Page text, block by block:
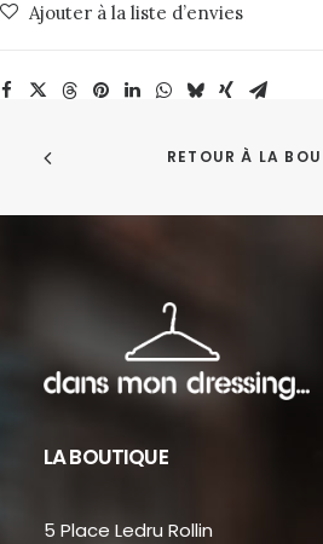
Ajouter à la liste d’envies
RETOUR À LA
LA BOUTIQUE
5 Place Ledru Rollin